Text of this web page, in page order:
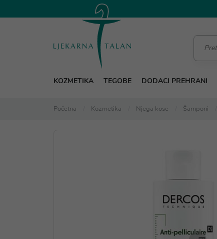
KOZMETIKA TEGOBE DODACI PREHRANI
Početna Kozmetika Njega kose Šamponi